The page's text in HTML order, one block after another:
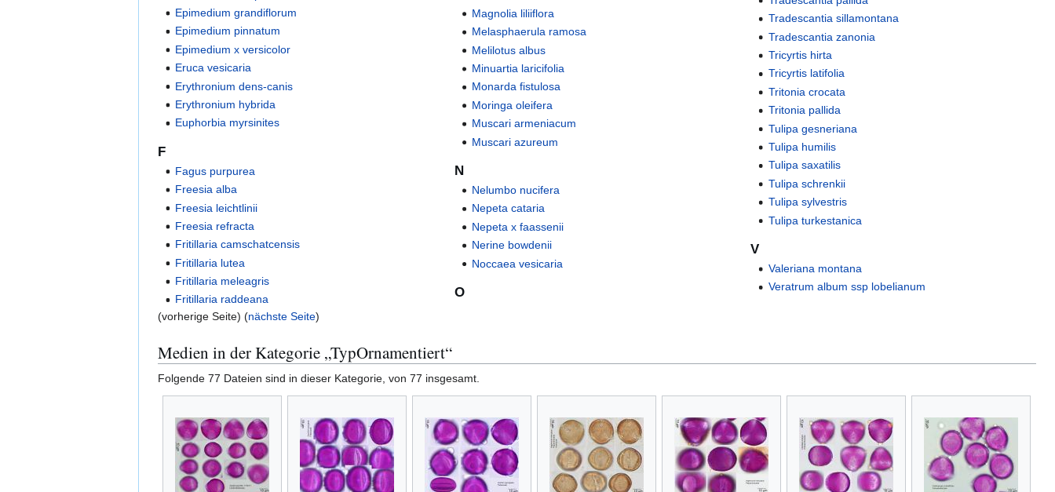
Epimedium grandiflorum
Epimedium pinnatum
Epimedium x versicolor
Eruca vesicaria
Erythronium dens-canis
Erythronium hybrida
Euphorbia myrsinites
F
Fagus purpurea
Freesia alba
Freesia leichtlinii
Freesia refracta
Fritillaria camschatcensis
Fritillaria lutea
Fritillaria meleagris
Fritillaria raddeana
Magnolia liliiflora
Melasphaerula ramosa
Melilotus albus
Minuartia laricifolia
Monarda fistulosa
Moringa oleifera
Muscari armeniacum
Muscari azureum
N
Nelumbo nucifera
Nepeta cataria
Nepeta x faassenii
Nerine bowdenii
Noccaea vesicaria
O
Tradescantia sillamontana
Tradescantia zanonia
Tricyrtis hirta
Tricyrtis latifolia
Tritonia crocata
Tritonia pallida
Tulipa gesneriana
Tulipa humilis
Tulipa saxatilis
Tulipa schrenkii
Tulipa sylvestris
Tulipa turkestanica
V
Valeriana montana
Veratrum album ssp lobelianum
(vorherige Seite) (nächste Seite)
Medien in der Kategorie „TypOrnamentiert“
Folgende 77 Dateien sind in dieser Kategorie, von 77 insgesamt.